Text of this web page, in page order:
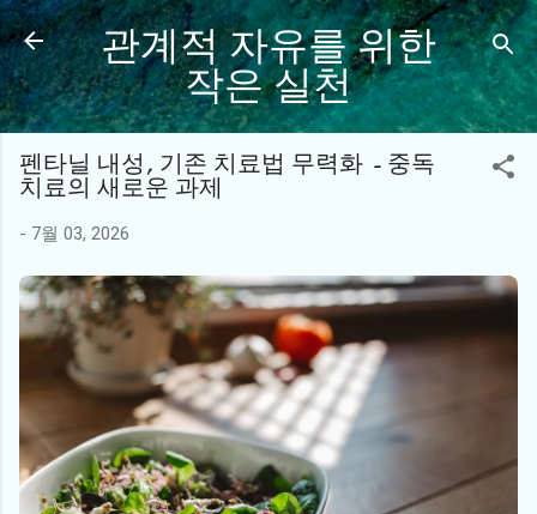
기본 콘텐츠로 건너뛰기
관계적 자유를 위한
작은 실천
펜타닐 내성, 기존 치료법 무력화 - 중독
치료의 새로운 과제
- 7월 03, 2026